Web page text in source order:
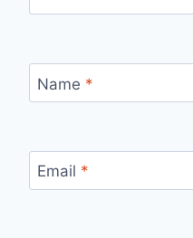
Name *
Email *